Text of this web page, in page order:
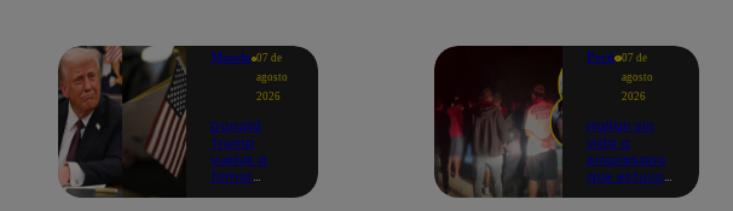
Mundo 07 de
agosto
2026
Donald
Trump
vuelve a
firmar
Perú 07 de
agosto
2026
Hallan sin
vida a
empresario
que estuvo